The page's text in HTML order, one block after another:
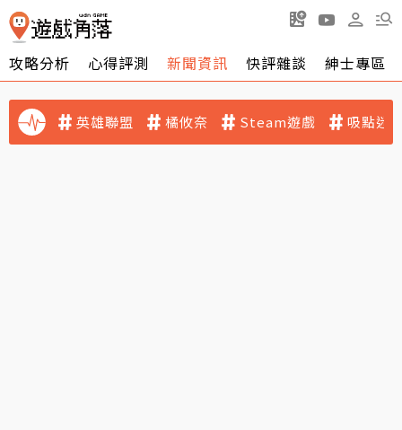
攻略分析 心得評測 新聞資訊 快評雜談 紳士專區
英雄聯盟 橘攸奈 Steam遊戲 吸點迷